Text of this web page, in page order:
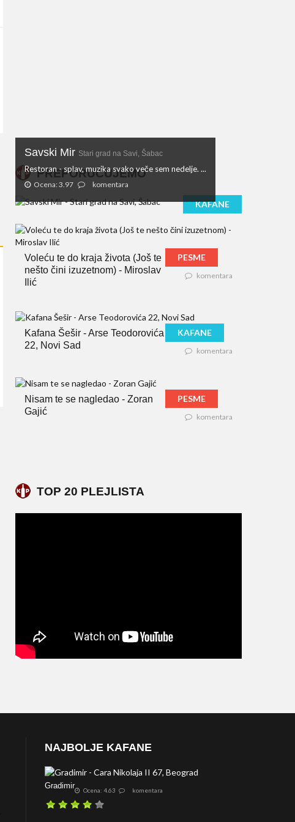
PREPORUČUJEMO
KAFANE
Savski Mir Stari grad na Savi, Šabac
Restoran - splav, muzika svako veče sem nedelje. ...
Ocena: 3.97 komentara
Voleću te do kraja života (Još te
nešto čini izuzetnom) - Miroslav
Ilić
PESME
komentara
Kafana Šešir - Arse Teodorovića
22, Novi Sad
KAFANE
komentara
Nisam te se nagledao - Zoran
Gajić
PESME
komentara
TOP 20 PLEJLISTA
NAJBOLJE KAFANE
Gradimir Ocena: 4.63 komentara